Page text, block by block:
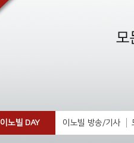
이노빌 DAY 이노빌 방송/기사